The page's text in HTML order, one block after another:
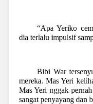
“Apa Yeriko
dia terlalu impulsif
Bibi War
mereka. Mas Yeri
Mas Yeri nggak
sangat penyayang dan